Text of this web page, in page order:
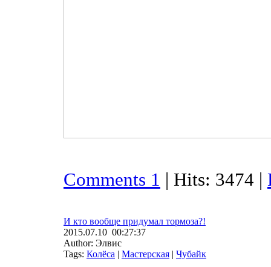
Comments 1 | Hits: 3474 |
И кто вообще придумал тормоза?!
2015.07.10 00:27:37
Author: Элвис
Tags: Колёса | Мастерская | Чубайк